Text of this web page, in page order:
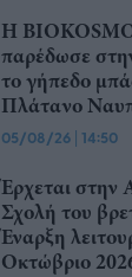
Η
παρέδωσε
το γήπεδο
Πλάτανο
05/08/26 | 14:50
Έρχεται στην
Σχολή του
Έναρξη
Οκτώβριο